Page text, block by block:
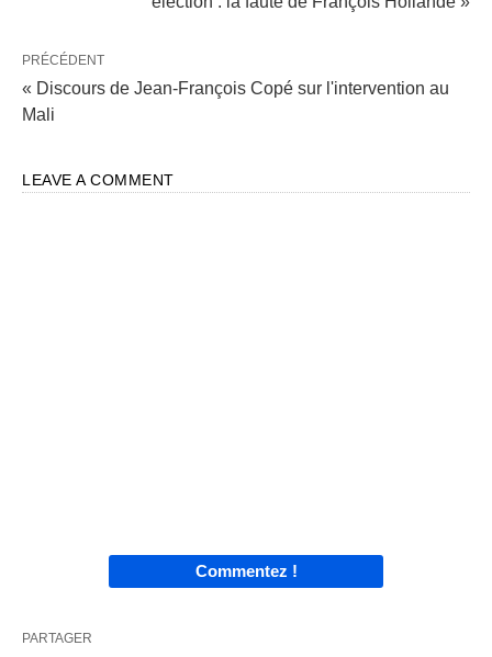
PRÉCÉDENT
« Discours de Jean-François Copé sur l'intervention au
Mali
LEAVE A COMMENT
Commentez !
PARTAGER